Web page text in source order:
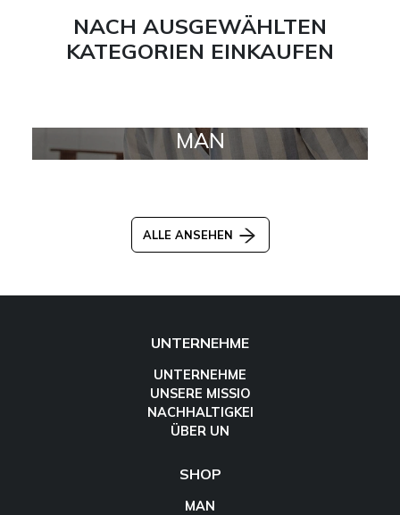
NACH AUSGEWÄHLTEN
KATEGORIEN EINKAUFEN
MAN
ALLE ANSEHEN
UNTERNEHME
UNTERNEHME
UNSERE MISSIO
NACHHALTIGKEI
ÜBER UN
SHOP
MAN